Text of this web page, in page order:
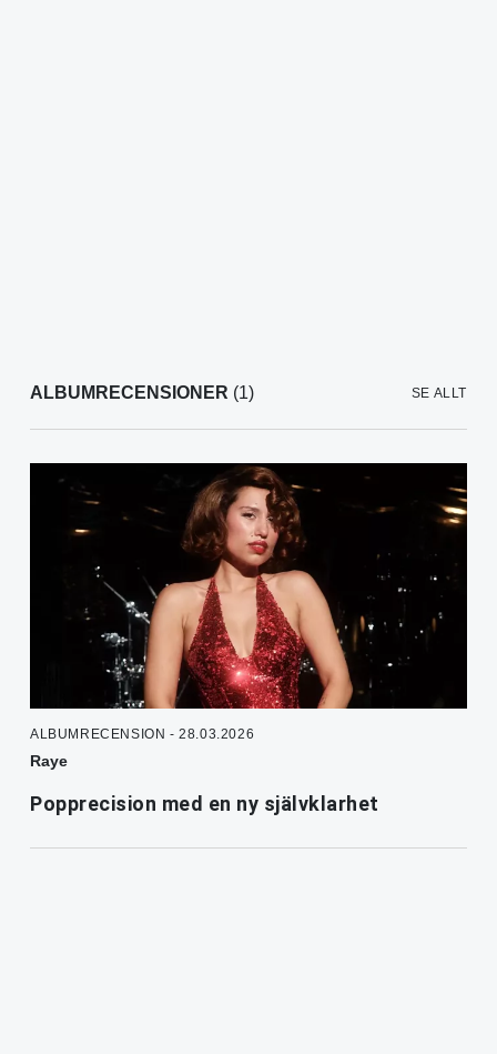
ALBUMRECENSIONER (1) SE ALLT
ALBUMRECENSION - 28.03.2026
Raye
Popprecision med en ny självklarhet